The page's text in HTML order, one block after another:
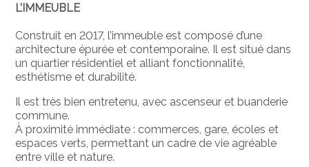
L’IMMEUBLE
Construit en 2017, l’immeuble est composé d’une
architecture épurée et contemporaine. Il est situé dans
un quartier résidentiel et alliant fonctionnalité,
esthétisme et durabilité.
Il est très bien entretenu, avec ascenseur et buanderie
commune.
À proximité immédiate : commerces, gare, écoles et
espaces verts, permettant un cadre de vie agréable
entre ville et nature.